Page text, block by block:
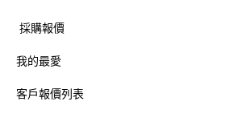
採購報價
我的最愛
客戶報價列表